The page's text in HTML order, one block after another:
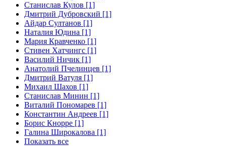
Станислав Кулов [1]
Дмитрий Дубровский [1]
Айдар Султанов [1]
Наталия Юдина [1]
Мария Кравченко [1]
Стивен Хатчингс [1]
Василий Ничик [1]
Анатолий Пчелинцев [1]
Дмитрий Ватуля [1]
Михаил Шахов [1]
Станислав Минин [1]
Виталий Пономарев [1]
Константин Андреев [1]
Борис Кнорре [1]
Галина Широкалова [1]
Показать все